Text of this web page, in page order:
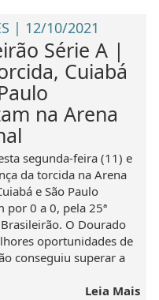
| 12/10/2021
Série A |
Cuiabá
na Arena
segunda-feira (11) e
da torcida na Arena
e São Paulo
por 0 a 0, pela 25ª
O Dourado
oportunidades de
conseguiu superar a
Leia Mais